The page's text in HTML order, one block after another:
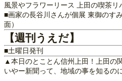
風景やフラワーリース 上田の喫茶リ
■画家の長谷川さんが個展 東御のす
面）
【週刊うえだ】
■土曜日発刊
▲本日のとことん信州上田！上田の
いやー新聞って、地域の事を知るの